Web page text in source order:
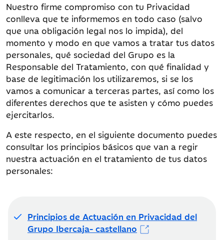
Nuestro firme compromiso con tu Privacidad
conlleva que te informemos en todo caso (salvo
que una obligación legal nos lo impida), del
momento y modo en que vamos a tratar tus datos
personales, qué sociedad del Grupo es la
Responsable del Tratamiento, con qué finalidad y
base de legitimación los utilizaremos, si se los
vamos a comunicar a terceras partes, así como los
diferentes derechos que te asisten y cómo puedes
ejercitarlos.
A este respecto, en el siguiente documento puedes
consultar los principios básicos que van a regir
nuestra actuación en el tratamiento de tus datos
personales:
Principios de Actuación en Privacidad del
Grupo Ibercaja- castellano